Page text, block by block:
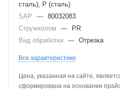
сталь), P (сталь)
SAP
— 80032083
Стружколом
—
PR
Вид обработки — Отрезка
Все характеристики
Цена, указанная на сайте,
сформирована на основании